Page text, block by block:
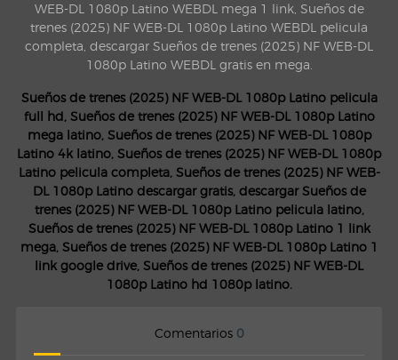
WEB-DL 1080p Latino WEBDL mega 1 link, Sueños de
trenes (2025) NF WEB-DL 1080p Latino WEBDL pelicula
completa, descargar Sueños de trenes (2025) NF WEB-DL
1080p Latino WEBDL gratis en mega.
Sueños de trenes (2025) NF WEB-DL 1080p Latino pelicula
full hd, Sueños de trenes (2025) NF WEB-DL 1080p Latino
mega latino, Sueños de trenes (2025) NF WEB-DL 1080p
Latino 4k latino, Sueños de trenes (2025) NF WEB-DL 1080p
Latino pelicula completa, Sueños de trenes (2025) NF WEB-
DL 1080p Latino descargar gratis, descargar Sueños de
trenes (2025) NF WEB-DL 1080p Latino pelicula latino,
Sueños de trenes (2025) NF WEB-DL 1080p Latino 1 link
mega, Sueños de trenes (2025) NF WEB-DL 1080p Latino 1
link google drive, Sueños de trenes (2025) NF WEB-DL
1080p Latino hd 1080p latino.
Comentarios 0